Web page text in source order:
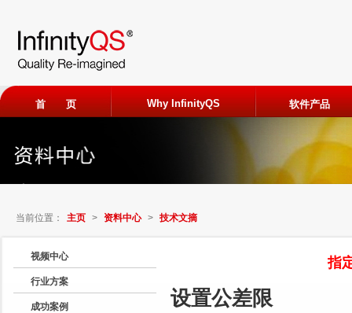
首 页 Why InfinityQS 软件产品
ProFicient
当前位置： 主页 > 资料中心 > 技术文摘
视频中心
行业方案
成功案例
指
设置公差限